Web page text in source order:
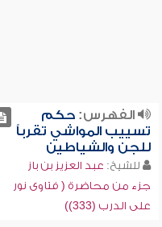
الفهرس:حكم
تسييب المواشي تقرباً
للجن والشياطين
للشيخ: عبد العزيز بن باز
جزء من محاضرة ( فتاوى نور
على الدرب (333))